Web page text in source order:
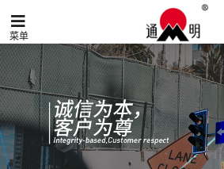
菜单